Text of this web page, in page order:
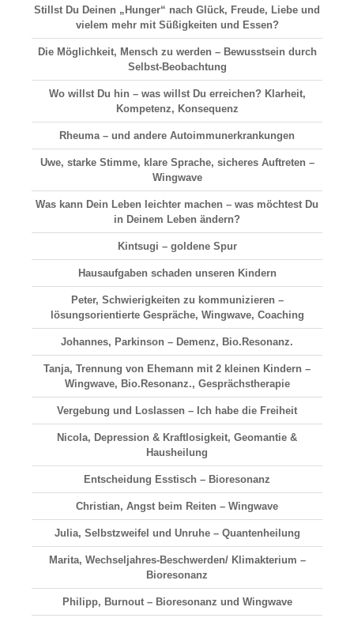
Stillst Du Deinen „Hunger“ nach Glück, Freude, Liebe und
vielem mehr mit Süßigkeiten und Essen?
Die Möglichkeit, Mensch zu werden – Bewusstsein durch
Selbst-Beobachtung
Wo willst Du hin – was willst Du erreichen? Klarheit,
Kompetenz, Konsequenz
Rheuma – und andere Autoimmunerkrankungen
Uwe, starke Stimme, klare Sprache, sicheres Auftreten –
Wingwave
Was kann Dein Leben leichter machen – was möchtest Du
in Deinem Leben ändern?
Kintsugi – goldene Spur
Hausaufgaben schaden unseren Kindern
Peter, Schwierigkeiten zu kommunizieren –
lösungsorientierte Gespräche, Wingwave, Coaching
Johannes, Parkinson – Demenz, Bio.Resonanz.
Tanja, Trennung von Ehemann mit 2 kleinen Kindern –
Wingwave, Bio.Resonanz., Gesprächstherapie
Vergebung und Loslassen – Ich habe die Freiheit
Nicola, Depression & Kraftlosigkeit, Geomantie &
Hausheilung
Entscheidung Esstisch – Bioresonanz
Christian, Angst beim Reiten – Wingwave
Julia, Selbstzweifel und Unruhe – Quantenheilung
Marita, Wechseljahres-Beschwerden/ Klimakterium –
Bioresonanz
Philipp, Burnout – Bioresonanz und Wingwave